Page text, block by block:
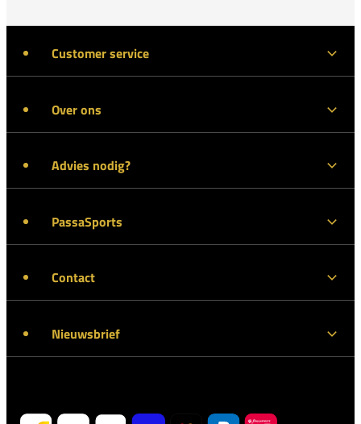
Customer service
Over ons
Advies nodig?
PassaSports
Contact
Nieuwsbrief